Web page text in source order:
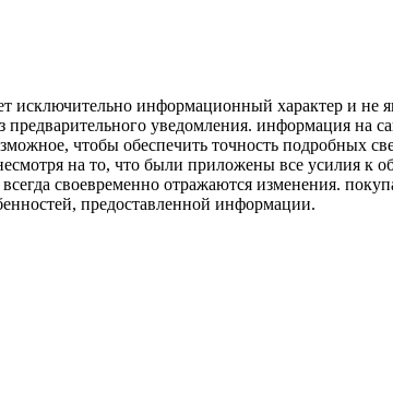
информационный характер и не
уведомления. информация на
чтобы обеспечить точность подробных
на то, что были приложены все усилия к
своевременно отражаются изменения.
предоставленной информации.